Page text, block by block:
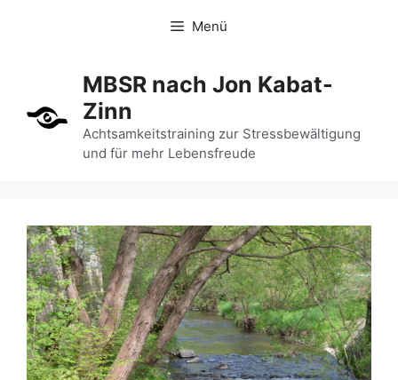
Menü
MBSR nach Jon Kabat-
Zinn
Achtsamkeitstraining zur Stressbewältigung
und für mehr Lebensfreude